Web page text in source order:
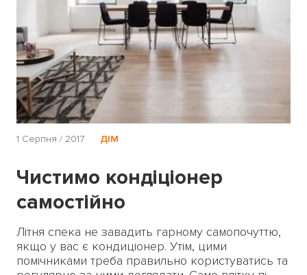
1 Серпня / 2017 ДІМ
Чистимо кондіціонер
самостійно
Літня спека не завадить гарному самопочуттю,
якщо у вас є кондиціонер. Утім, цими
помічниками треба правильно користуватись та